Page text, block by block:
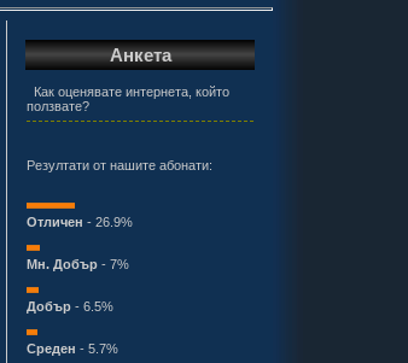
Анкета
Как оценявате интернета, който
ползвате?
Резултати от нашите абонати:
Отличен - 26.9%
Мн. Добър - 7%
Добър - 6.5%
Среден - 5.7%